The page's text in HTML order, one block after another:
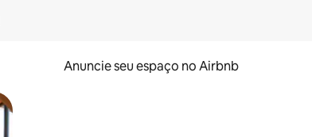
Anuncie seu espaço no Airbnb